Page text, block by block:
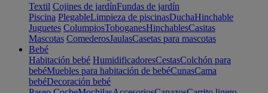
Textil Cojines de jardínFundas de jardín
Piscina PlegableLimpieza de piscinasDuchaHinchable
Juguetes ColumpiosToboganesHinchablesCasitas
Mascotas ComederosJaulasCasetas para mascotas
Bebé
Habitación bebé HumidificadoresCestasColchón para
bebéMuebles para habitación de bebéCunasCama
bebéDecoración bebé